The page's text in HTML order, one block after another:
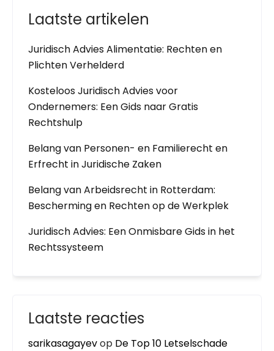
Laatste artikelen
Juridisch Advies Alimentatie: Rechten en
Plichten Verhelderd
Kosteloos Juridisch Advies voor
Ondernemers: Een Gids naar Gratis
Rechtshulp
Belang van Personen- en Familierecht en
Erfrecht in Juridische Zaken
Belang van Arbeidsrecht in Rotterdam:
Bescherming en Rechten op de Werkplek
Juridisch Advies: Een Onmisbare Gids in het
Rechtssysteem
Laatste reacties
sarikasagayevop De Top 10 Letselschade